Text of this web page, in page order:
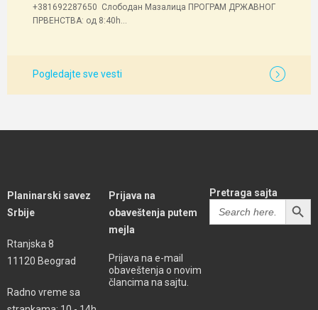
+381692287650 Слободан Мазалица ПРОГРАМ ДРЖАВНОГ
ПРВЕНСТВА: од 8:40h...
Pogledajte sve vesti
Planinarski savez
Srbije
Rtanjska 8
11120 Beograd
Radno vreme sa
Prijava na
obaveštenja putem
mejla
Prijava na e-mail
obaveštenja o novim
člancima na sajtu.
Pretraga sajta
Search
for:
SEARCH